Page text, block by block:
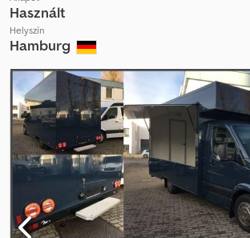
Használt
Helyszín
Hamburg